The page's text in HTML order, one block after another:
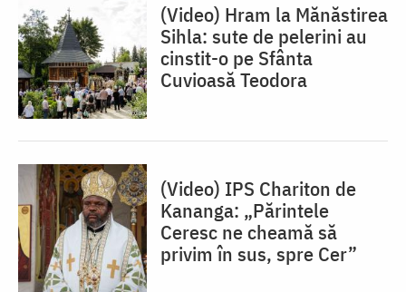
(Video) Hram la Mănăstirea
Sihla: sute de pelerini au
cinstit-o pe Sfânta
Cuvioasă Teodora
(Video) IPS Chariton de
Kananga: „Părintele
Ceresc ne cheamă să
privim în sus, spre Cer”